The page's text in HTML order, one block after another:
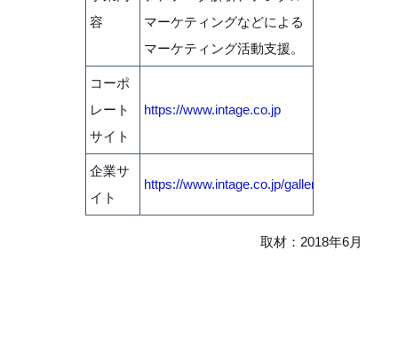
容
マーケティングなどによる
マーケティング活動支援。
コーポ
レート
サイト
https://www.intage.co.jp
企業サ
イト
https://www.intage.co.jp/gallery
取材：2018年6月